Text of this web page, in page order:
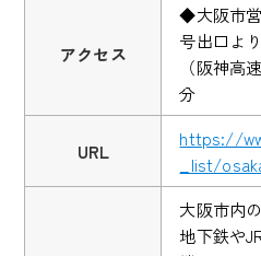
アクセス
◆大阪市
号出口よ
（阪神高
分
URL
https://
_list/
大阪市内
地下鉄や